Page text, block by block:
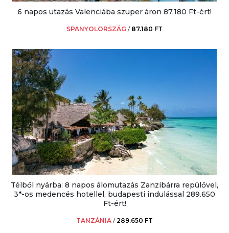
6 napos utazás Valenciába szuper áron 87.180 Ft-ért!
SPANYOLORSZÁG / 87.180 FT
Télből nyárba: 8 napos álomutazás Zanzibárra repülővel,
3*-os medencés hotellel, budapesti indulással 289.650
Ft-ért!
TANZÁNIA /289.650 FT